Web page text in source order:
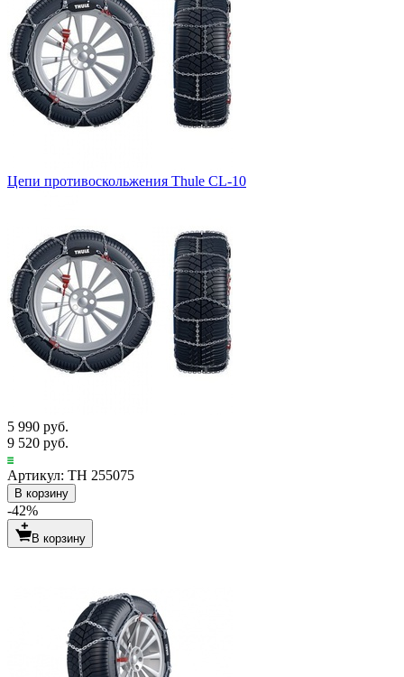
Цепи противоскольжения Thule CL-10
5 990 руб.
9 520 руб.
Артикул: TH 255075
В корзину
-42%
В корзину